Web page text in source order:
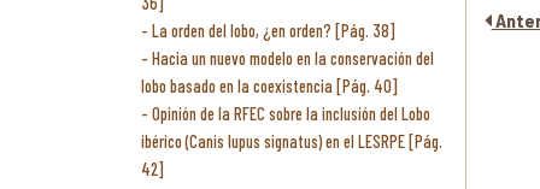
La orden del lobo, ¿en orden? [Pág. 38]
Hacia un nuevo modelo en la conservación del
lobo basado en la coexistencia [Pág. 40]
Opinión de la RFEC sobre la inclusión del Lobo
ibérico (Canis lupus signatus) en el LESRPE [Pág.
42]